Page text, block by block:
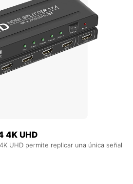
4K UHD
UHD permite replicar una única señal